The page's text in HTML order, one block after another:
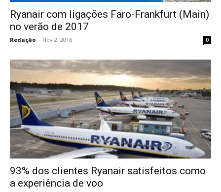
Ryanair com ligações Faro-Frankfurt (Main)
no verão de 2017
Redação - Nov 2, 2016 0
93% dos clientes Ryanair satisfeitos como
a experiência de voo